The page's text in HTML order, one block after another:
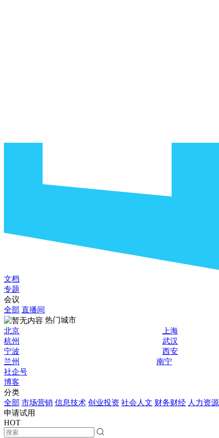
文档
专题
会议
全部 直播间
热门城市
北京
上海
杭州
武汉
宁波
西安
兰州
南宁
社企号
博客
分类
全部 市场营销 信息技术 创业投资 社会人文 财务财经 人力资源
申请试用
HOT